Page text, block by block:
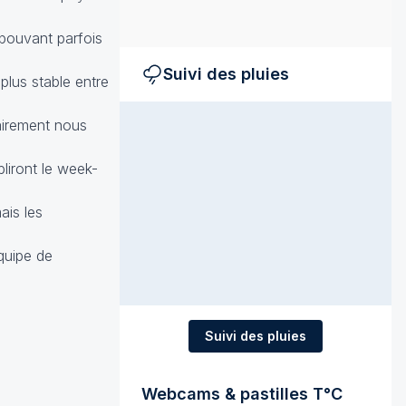
parfois
stable entre
nous
le week-
les
de
Suivi des pluies
Suivi des pluies
Webcams & pastilles T°C